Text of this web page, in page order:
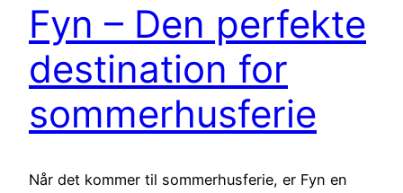
Fyn – Den perfekte
destination for
sommerhusferie
Når det kommer til sommerhusferie, er Fyn en